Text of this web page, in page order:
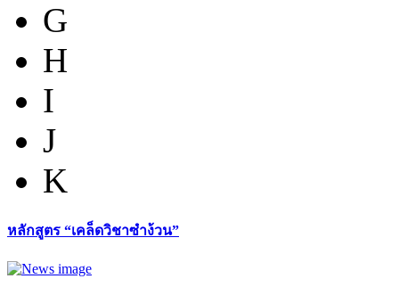
G
H
I
J
K
หลักสูตร “เคล็ดวิชาซำง้วน”